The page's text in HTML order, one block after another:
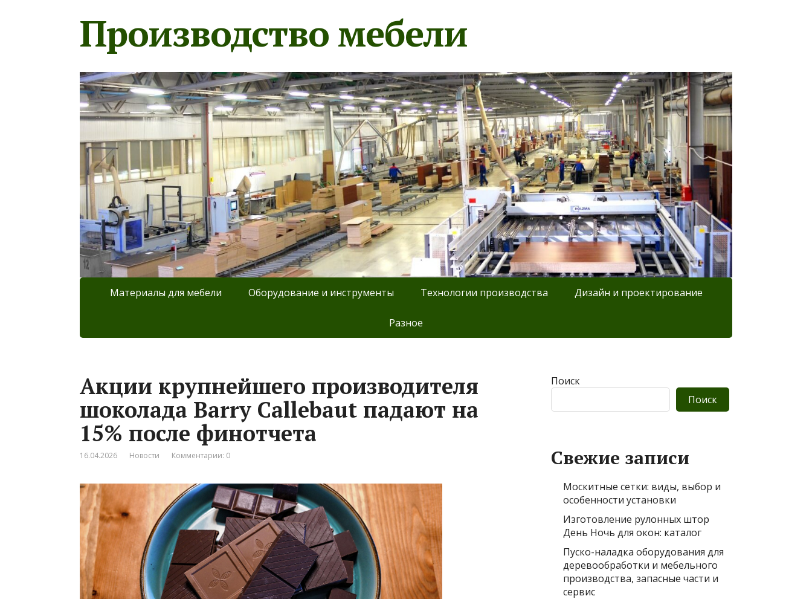
Производство мебели
Материалы для мебели Оборудование и инструменты Технологии производства Дизайн и проектирование
Разное
Акции крупнейшего производителя
шоколада Barry Callebaut падают на
15% после финотчета
16.04.2026 Новости Комментарии: 0
Поиск
Поиск
Свежие записи
Москитные сетки: виды, выбор и
особенности установки
Изготовление рулонных штор
День Ночь для окон: каталог
Пуско-наладка оборудования для
деревообработки и мебельного
производства, запасные части и
сервис